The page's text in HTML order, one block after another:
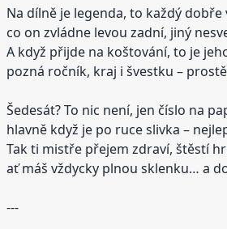
Na dílně je legenda, to každý dobře
co on zvládne levou zadní, jiný
A když přijde na koštování, to je
pozná ročník, kraj i švestku –
Šedesát? To nic není, jen číslo na
hlavně když je po ruce slivka –
Tak ti mistře přejem zdraví, štěstí
ať máš vždycky plnou sklenku… a
---